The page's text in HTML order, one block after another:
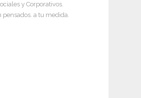
y Corporativos.
pensados. a tu medida.